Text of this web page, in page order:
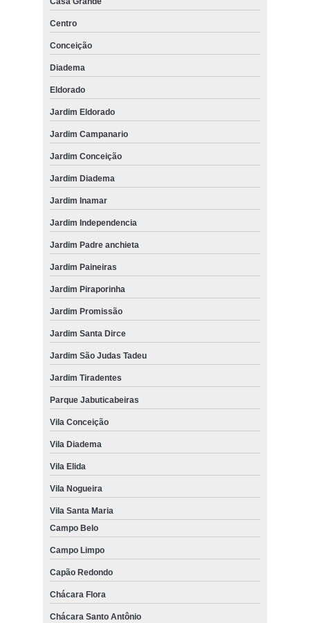
Centro
Conceição
Diadema
Eldorado
Jardim Eldorado
Jardim Campanario
Jardim Conceição
Jardim Diadema
Jardim Inamar
Jardim Independencia
Jardim Padre anchieta
Jardim Paineiras
Jardim Piraporinha
Jardim Promissão
Jardim Santa Dirce
Jardim São Judas Tadeu
Jardim Tiradentes
Parque Jabuticabeiras
Vila Conceição
Vila Diadema
Vila Elida
Vila Nogueira
Vila Santa Maria
Campo Belo
Campo Limpo
Capão Redondo
Chácara Flora
Chácara Santo Antônio